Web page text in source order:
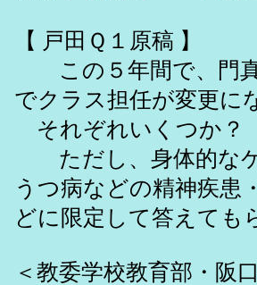
【 戸田Ｑ１原稿 】
この５年間で、門真
でクラス担任が変更に
それぞれいくつか？
ただし、身体的なケ
うつ病などの精神疾患
どに限定して答えても
＜教委学校教育部・阪